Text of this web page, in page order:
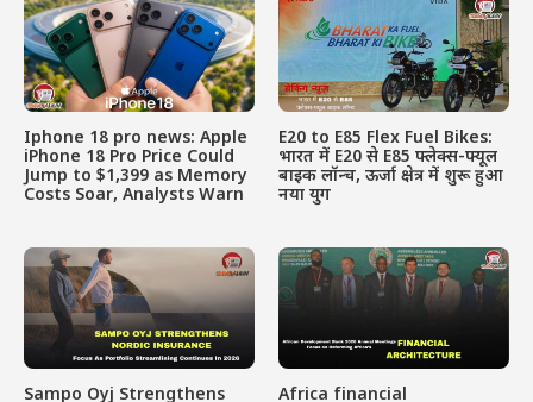
Iphone 18 pro news: Apple
iPhone 18 Pro Price Could
Jump to $1,399 as Memory
Costs Soar, Analysts Warn
E20 to E85 Flex Fuel Bikes:
भारत में E20 से E85 फ्लेक्स-फ्यूल
बाइक लॉन्च, ऊर्जा क्षेत्र में शुरू हुआ
नया युग
Sampo Oyj Strengthens
Africa financial